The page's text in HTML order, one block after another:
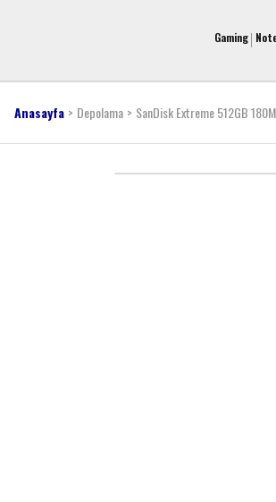
Gaming
Anasayfa Depolama SanDisk Extreme 512GB